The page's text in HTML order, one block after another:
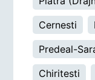
Cernesti
Predeal-
Chiritesti